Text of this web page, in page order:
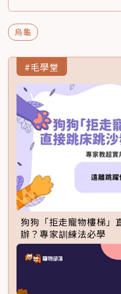
烏龜
#毛學堂
狗狗「拒走寵物樓梯」
辦？專家訓練法必學